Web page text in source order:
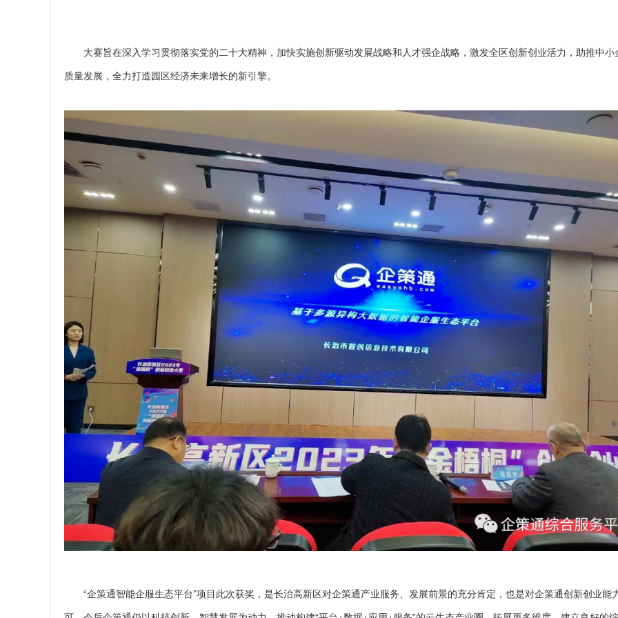
大赛旨在深入学习贯彻落实党的二十大精神，加快实施创新驱动发展战略和人才强企战略，激发全区创新创业活力，助推中小
质量发展，全力打造园区经济未来增长的新引擎。
“企策通智能企服生态平台”项目此次获奖，是长治高新区对企策通产业服务、发展前景的充分肯定，也是对企策通创新创业能